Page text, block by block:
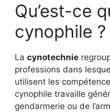
Qu’est-ce
cynophile ?
La cynotechnie
professions dans
utilisent les
cynophile travaille
gendarmerie ou de